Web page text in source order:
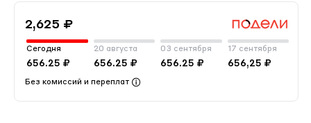
2,625 ₽
Сегодня
656.25 ₽
20 августа
656.25 ₽
03 сентября
656.25 ₽
17 сентября
656,25 ₽
Без комиссий и переплат